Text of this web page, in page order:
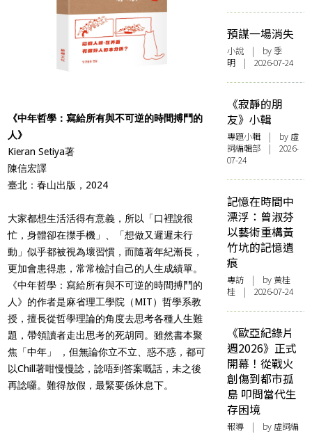
《中年哲學：寫給所有與不可逆的時間搏鬥的
人》
Kieran Setiya著
陳信宏譯
臺北：春山出版，2024
大家都想生活活得有意義，所以「口裡說很
忙，身體卻在㩒手機」、「想做又遲遲未行
動」似乎都被視為壞習慣，而隨著年紀漸長，
更加會患得患，常常檢討自己的人生成績單。
《中年哲學：寫給所有與不可逆的時間搏鬥的
人》的作者是麻省理工學院（MIT）哲學系教
授，擅長從哲學理論的角度去思考各種人生難
題，帶領讀者走出思考的死胡同。雖然書本聚
焦「中年」 ，但無論你立不立、惑不惑，都可
以Chill著咁慢慢諗，諗唔到答案嘅話，未之後
再諗囉。難得放假，最緊要係休息下。
預謀一場消失
小說 | by 季
明 | 2026-07-24
《寂靜的朋
友》小輯
專題小輯 | by 虛
詞編輯部 | 2026-
07-24
記憶在時間中
漂浮：曾淑芬
以藝術重構黃
竹坑的記憶遺
痕
專訪 | by 黃桂
桂 | 2026-07-24
《歐亞紀錄片
週2026》正式
開幕！從戰火
創傷到都市孤
島 叩問當代生
存困境
報導 | by 虛詞編